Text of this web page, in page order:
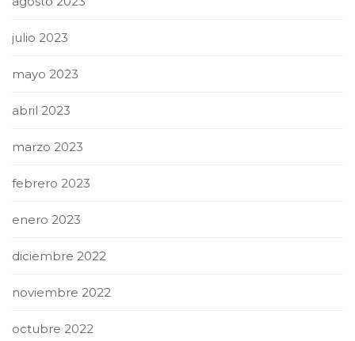
julio 2023
mayo 2023
abril 2023
marzo 2023
febrero 2023
enero 2023
diciembre 2022
noviembre 2022
octubre 2022